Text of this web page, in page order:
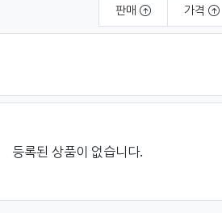
판매 가격
등록된 상품이 없습니다.